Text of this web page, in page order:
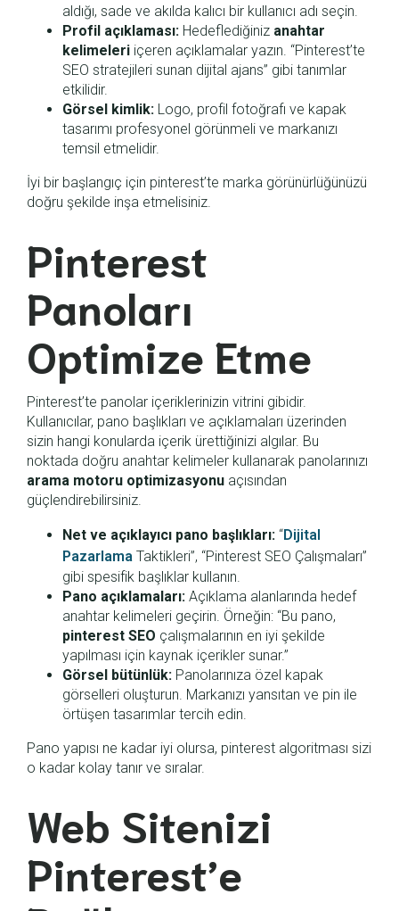
aldığı, sade ve akılda kalıcı bir kullanıcı adı seçin.
Profil açıklaması: Hedeflediğiniz anahtar
kelimeleri içeren açıklamalar yazın. “Pinterest’te
SEO stratejileri sunan dijital ajans” gibi tanımlar
etkilidir.
Görsel kimlik: Logo, profil fotoğrafı ve kapak
tasarımı profesyonel görünmeli ve markanızı
temsil etmelidir.
İyi bir başlangıç için pinterest’te marka görünürlüğünüzü
doğru şekilde inşa etmelisiniz.
Pinterest
Panoları
Optimize Etme
Pinterest’te panolar içeriklerinizin vitrini gibidir.
Kullanıcılar, pano başlıkları ve açıklamaları üzerinden
sizin hangi konularda içerik ürettiğinizi algılar. Bu
noktada doğru anahtar kelimeler kullanarak panolarınızı
arama motoru optimizasyonu açısından
güçlendirebilirsiniz.
Net ve açıklayıcı pano başlıkları: “Dijital
Pazarlama Taktikleri”, “Pinterest SEO Çalışmaları”
gibi spesifik başlıklar kullanın.
Pano açıklamaları: Açıklama alanlarında hedef
anahtar kelimeleri geçirin. Örneğin: “Bu pano,
pinterest SEO çalışmalarının en iyi şekilde
yapılması için kaynak içerikler sunar.”
Görsel bütünlük: Panolarınıza özel kapak
görselleri oluşturun. Markanızı yansıtan ve pin ile
örtüşen tasarımlar tercih edin.
Pano yapısı ne kadar iyi olursa, pinterest algoritması sizi
o kadar kolay tanır ve sıralar.
Web Sitenizi
Pinterest’e